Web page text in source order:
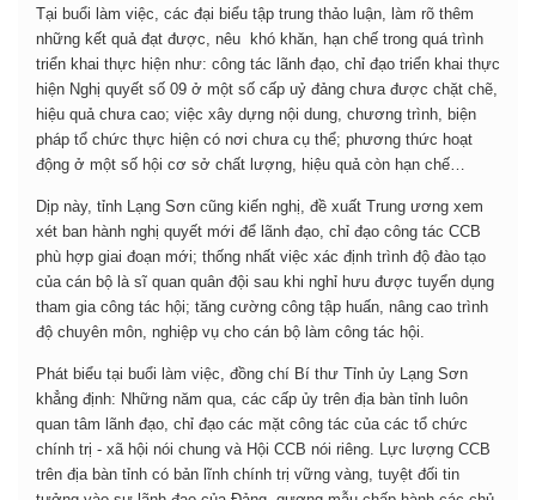
Tại buổi làm việc, các đại biểu tập trung thảo luận, làm rõ thêm
những kết quả đạt được, nêu khó khăn, hạn chế trong quá trình
triển khai thực hiện như: công tác lãnh đạo, chỉ đạo triển khai thực
hiện Nghị quyết số 09 ở một số cấp uỷ đảng chưa được chặt chẽ,
hiệu quả chưa cao; việc xây dựng nội dung, chương trình, biện
pháp tổ chức thực hiện có nơi chưa cụ thể; phương thức hoạt
động ở một số hội cơ sở chất lượng, hiệu quả còn hạn chế…
Dịp này, tỉnh Lạng Sơn cũng kiến nghị, đề xuất Trung ương xem
xét ban hành nghị quyết mới để lãnh đạo, chỉ đạo công tác CCB
phù hợp giai đoạn mới; thống nhất việc xác định trình độ đào tạo
của cán bộ là sĩ quan quân đội sau khi nghỉ hưu được tuyển dụng
tham gia công tác hội; tăng cường công tập huấn, nâng cao trình
độ chuyên môn, nghiệp vụ cho cán bộ làm công tác hội.
Phát biểu tại buổi làm việc, đồng chí Bí thư Tỉnh ủy Lạng Sơn
khẳng định: Những năm qua, các cấp ủy trên địa bàn tỉnh luôn
quan tâm lãnh đạo, chỉ đạo các mặt công tác của các tổ chức
chính trị - xã hội nói chung và Hội CCB nói riêng. Lực lượng CCB
trên địa bàn tỉnh có bản lĩnh chính trị vững vàng, tuyệt đối tin